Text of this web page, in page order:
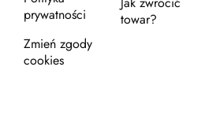
prywatności
Zmień zgody
cookies
towar?